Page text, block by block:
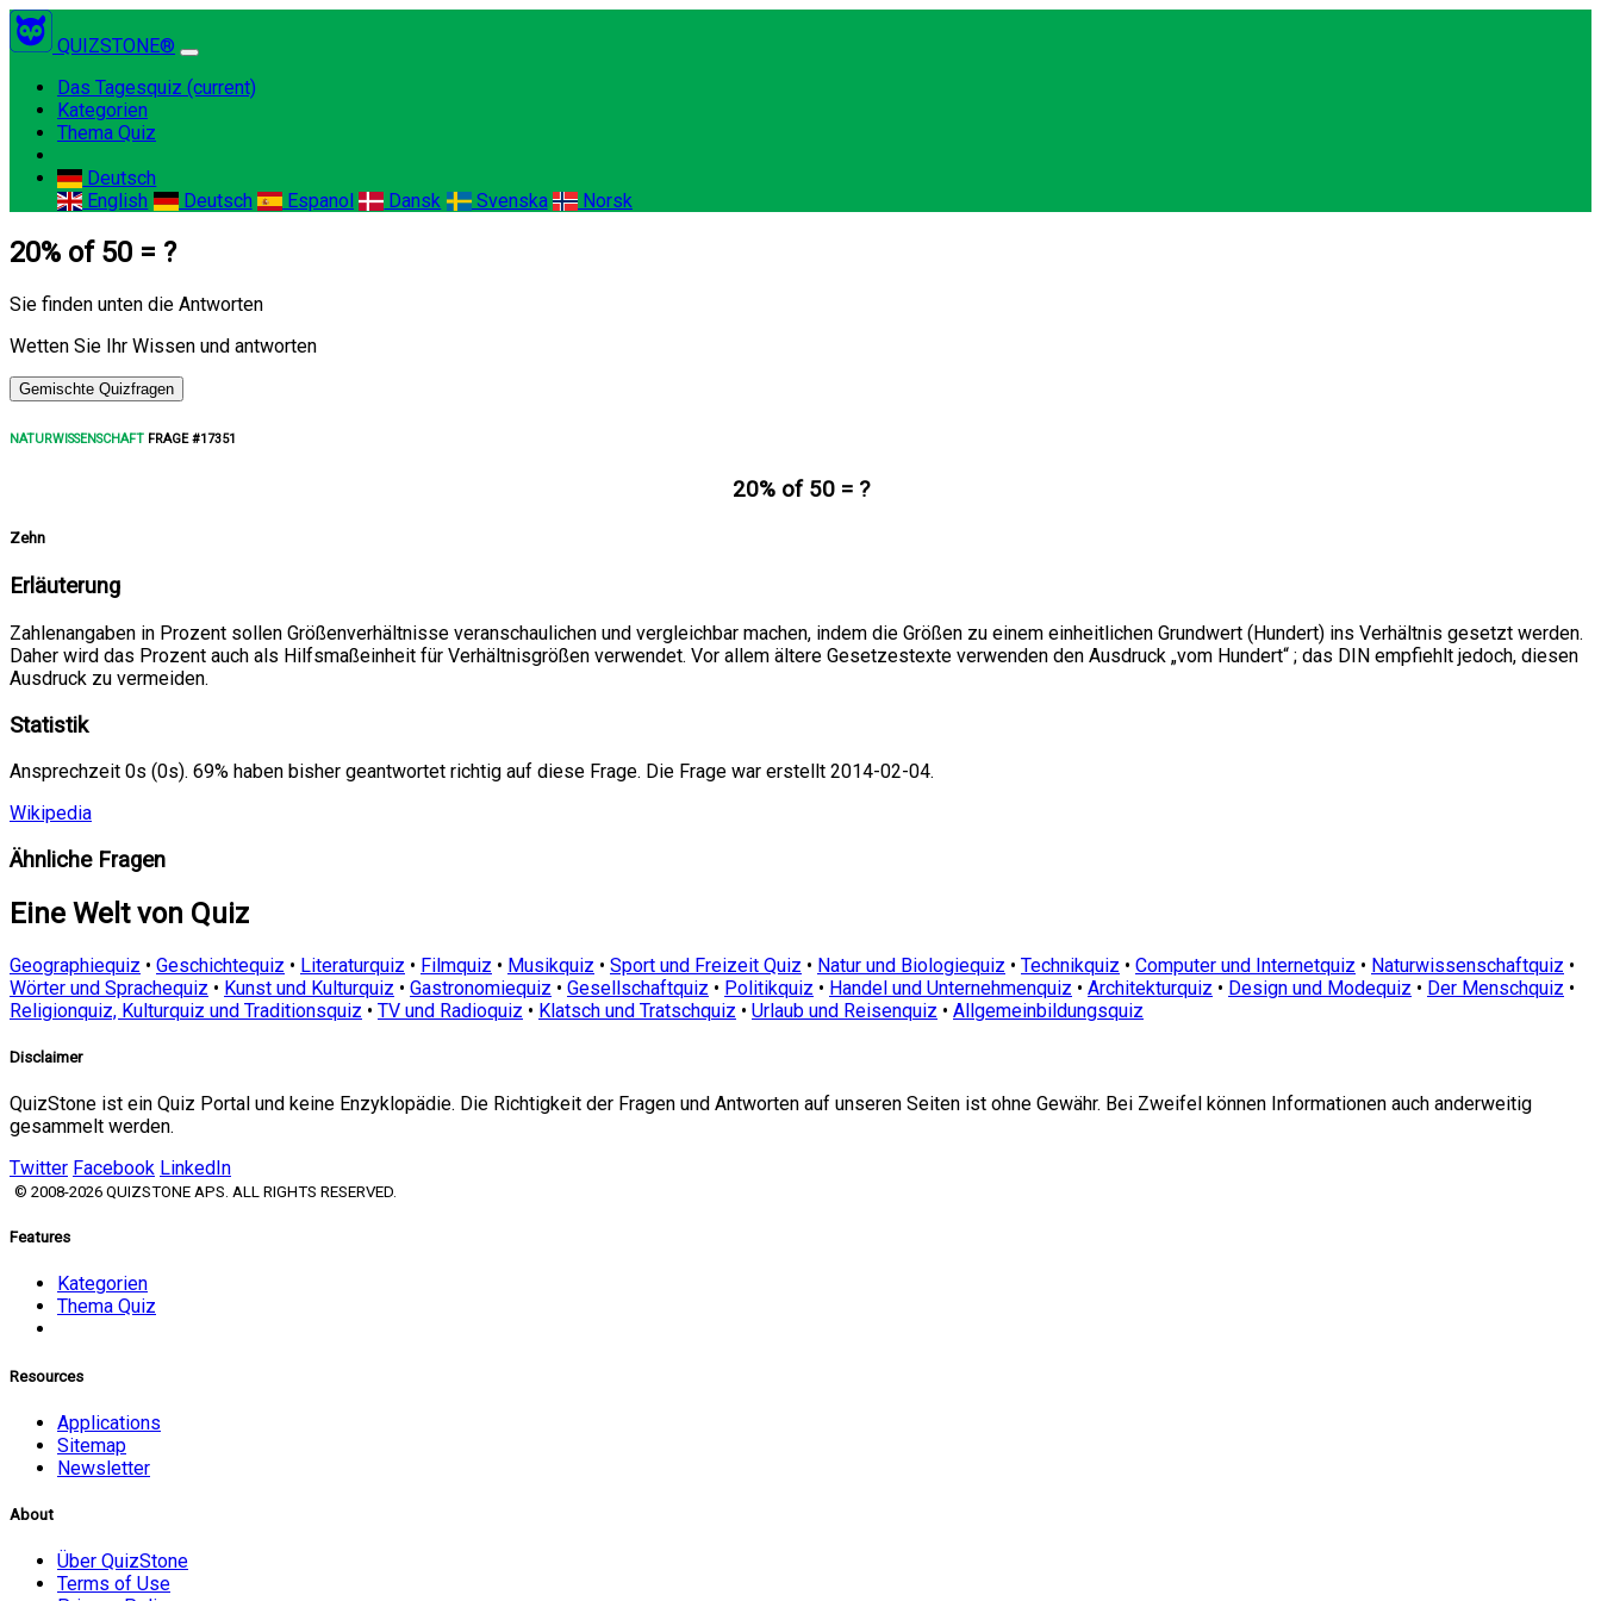
QUIZSTONE®
Das Tagesquiz (current)
Kategorien
Thema Quiz
Deutsch
English
Deutsch Espanol Dansk Svenska Norsk
20% of 50 = ?
Sie finden unten die Antworten
Wetten Sie Ihr Wissen und antworten
Gemischte Quizfragen
NATURWISSENSCHAFT FRAGE #17351
20% of 50 = ?
Zehn
Erläuterung
Zahlenangaben in Prozent sollen Größenverhältnisse veranschaulichen und vergleichbar machen, indem die Größen zu einem einheitlichen Grundwert (Hundert) ins Verhältnis gesetzt werden.
Daher wird das Prozent auch als Hilfsmaßeinheit für Verhältnisgrößen verwendet. Vor allem ältere Gesetzestexte verwenden den Ausdruck „vom Hundert“ ; das DIN empfiehlt jedoch, diesen
Ausdruck zu vermeiden.
Statistik
Ansprechzeit 0s (0s). 69% haben bisher geantwortet richtig auf diese Frage. Die Frage war erstellt 2014-02-04.
Wikipedia
Ähnliche Fragen
Eine Welt von Quiz
Geographiequiz • Geschichtequiz • Literaturquiz • Filmquiz • Musikquiz • Sport und Freizeit Quiz • Natur und Biologiequiz • Technikquiz • Computer und Internetquiz • Naturwissenschaftquiz •
Wörter und Sprachequiz • Kunst und Kulturquiz • Gastronomiequiz • Gesellschaftquiz • Politikquiz • Handel und Unternehmenquiz • Architekturquiz • Design und Modequiz • Der Menschquiz •
Religionquiz, Kulturquiz und Traditionsquiz • TV und Radioquiz • Klatsch und Tratschquiz • Urlaub und Reisenquiz • Allgemeinbildungsquiz
Disclaimer
QuizStone ist ein Quiz Portal und keine Enzyklopädie. Die Richtigkeit der Fragen und Antworten auf unseren Seiten ist ohne Gewähr. Bei Zweifel können Informationen auch anderweitig
gesammelt werden.
Twitter Facebook LinkedIn
© 2008-2026 QUIZSTONE APS. ALL RIGHTS RESERVED.
Features
Kategorien
Thema Quiz
Resources
Applications
Sitemap
Newsletter
About
Über QuizStone
Terms of Use